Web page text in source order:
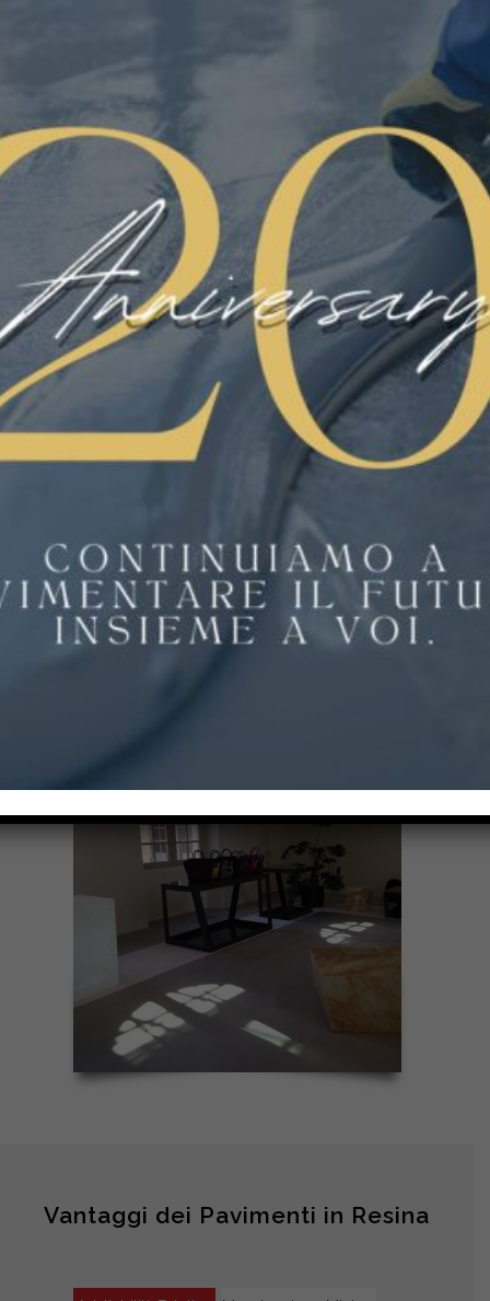
fondamentale avere pavimenti facili da pulire,
Negozi e Boutique
L’aspetto estetico gioca un ruolo
fondamentale in questi ambienti, dove
l’esperienza d’acquisto del cliente deve
essere impeccabile. I pavimenti in resina
offrono una vasta gamma di finiture e colori,
adattandosi perfettamente all’atmosfera del
questi spazi è essenziale presentare i prodotti
nel miglior modo possibile. I pavimenti in
resina, con le loro finiture di alta qualità,
contribuiscono a creare l’ambiente ideale.
Vantaggi dei Pavimenti in Resina